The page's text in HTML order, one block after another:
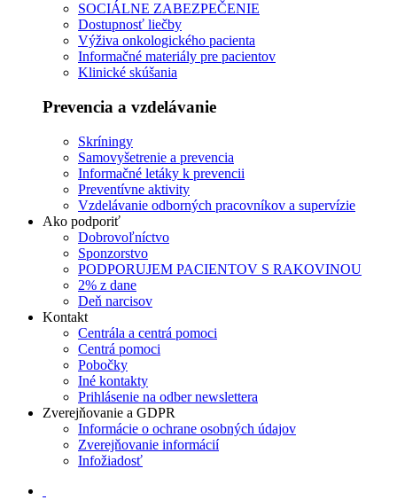
SOCIÁLNE ZABEZPEČENIE
Dostupnosť liečby
Výživa onkologického pacienta
Informačné materiály pre pacientov
Klinické skúšania
Prevencia a vzdelávanie
Skríningy
Samovyšetrenie a prevencia
Informačné letáky k prevencii
Preventívne aktivity
Vzdelávanie odborných pracovníkov a supervízie
Ako podporiť
Dobrovoľníctvo
Sponzorstvo
PODPORUJEM PACIENTOV S RAKOVINOU
2% z dane
Deň narcisov
Kontakt
Centrála a centrá pomoci
Centrá pomoci
Pobočky
Iné kontakty
Prihlásenie na odber newslettera
Zverejňovanie a GDPR
Informácie o ochrane osobných údajov
Zverejňovanie informácií
Infožiadosť